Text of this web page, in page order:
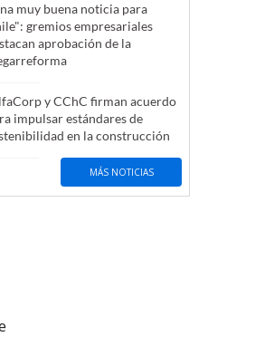
muy buena noticia para
gremios empresariales
aprobación de la
y CChC firman acuerdo
impulsar estándares de
en la construcción
MÁS NOTICIAS